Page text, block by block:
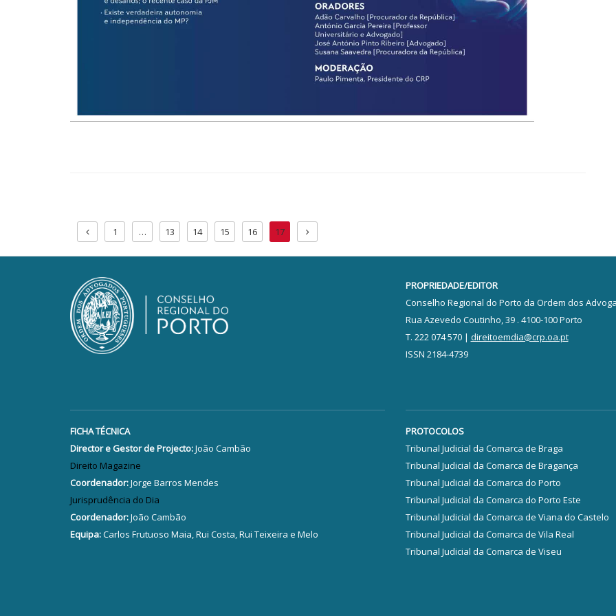
1 … 13 14 15 16 17
PROPRIEDADE/EDITOR
Conselho Regional do Porto da Ordem dos
Rua Azevedo Coutinho, 39 . 4100-100 Porto
T. 222 074 570 | direitoemdia@crp.oa.pt
ISSN 2184-4739
FICHA TÉCNICA
Director e Gestor de Projecto:João Cambão
Direito Magazine
Coordenador:Jorge Barros Mendes
Jurisprudência do Dia
Coordenador:João Cambão
Equipa:Carlos Frutuoso Maia, Rui Costa, Rui Teixeira e Melo
PROTOCOLOS
Tribunal Judicial da Comarca de Braga
Tribunal Judicial da Comarca de Bragança
Tribunal Judicial da Comarca do Porto
Tribunal Judicial da Comarca do Porto Este
Tribunal Judicial da Comarca de Viana do Castelo
Tribunal Judicial da Comarca de Vila Real
Tribunal Judicial da Comarca de Viseu